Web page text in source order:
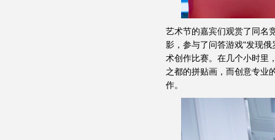
艺术节的嘉宾们观赏了同名
影，参与了问答游戏"发现
术创作比赛。在几个小时里
之都的拼贴画，而创意专
作。